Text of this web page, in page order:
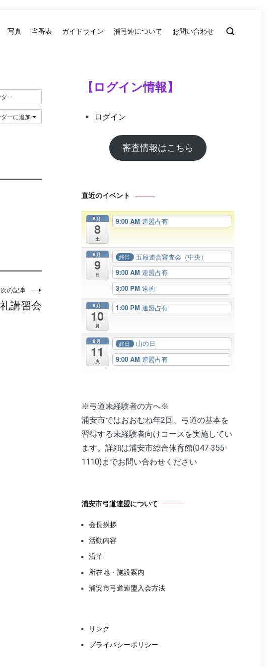
写真 当番表 ガイドライン 浦弓連について お問い合わせ
ー
ーに追加
次の記事
講習会
【ログイン情報】
ログイン
審査情報はこちら
直近のイベント
8月
8
土
9:00 AM 連盟占有
8月
9
日
終日
五段連合審査会（中央）
9:00 AM 連盟占有
3:00 PM 遠的
8月
10
月
1:00 PM 連盟占有
8月
11
火
終日
山の日
9:00 AM 連盟占有
※弓道未経験者の方へ※
浦安市ではおおむね年2回、弓道の基本を
習得する未経験者向けコースを実施してい
ます。詳細は浦安市総合体育館(047‐355-
1110)までお問い合わせください
浦安市弓道連盟について
会長挨拶
活動内容
沿革
所在地・施設案内
浦安市弓道連盟入会方法
リンク
プライバシーポリシー